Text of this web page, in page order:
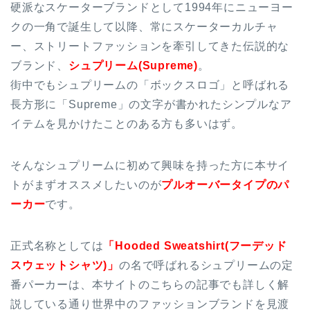
硬派なスケーターブランドとして1994年にニューヨー
クの一角で誕生して以降、常にスケーターカルチャ
ー、ストリートファッションを牽引してきた伝説的な
ブランド、 シュプリーム(Supreme)。
街中でもシュプリームの「ボックスロゴ」と呼ばれる
長方形に「Supreme」の文字が書かれたシンプルなア
イテムを見かけたことのある方も多いはず。
そんなシュプリームに初めて興味を持った方に本サイ
トがまずオススメしたいのがプルオーバータイプのパ
ーカーです。
正式名称としては 「Hooded Sweatshirt(フーデッド
スウェットシャツ)」 の名で呼ばれるシュプリームの定
番パーカーは、本サイトのこちらの記事でも詳しく解
説している通り世界中のファッションブランドを見渡